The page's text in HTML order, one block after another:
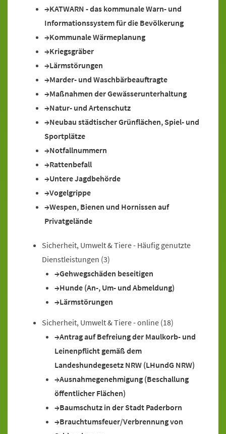
KATWARN - das kommunale Warn- und
Informationssystem für die Bevölkerung
Kommunale Wärmeplanung
Kriegsgräber
Lärmstörungen
Marder- und Waschbärbeauftragte
Maßnahmen der Gewässerunterhaltung
Natur- und Artenschutz
Neubau städtischer Grünflächen, Spiel- und
Sportplätze
Notfallnummern
Rattenbefall
Untere Jagdbehörde
Vogelgrippe
Wespen, Bienen und Hornissen auf
Privatgelände
Sicherheit, Umwelt & Tiere - Häufig genutzte
Dienstleistungen (3)
Gehwegschäden beseitigen
Hunde (An-, Um- und Abmeldung)
Lärmstörungen
Sicherheit, Umwelt & Tiere - online (18)
Antrag auf Befreiung der Maulkorb- und
Leinenpflicht gemäß dem
Landeshundegesetz NRW (LHundG NRW)
Ausnahmegenehmigung (Beschallung
öffentlicher Flächen)
Baumschutz in der Stadt Paderborn
Brauchtumsfeuer/Verbrennung von